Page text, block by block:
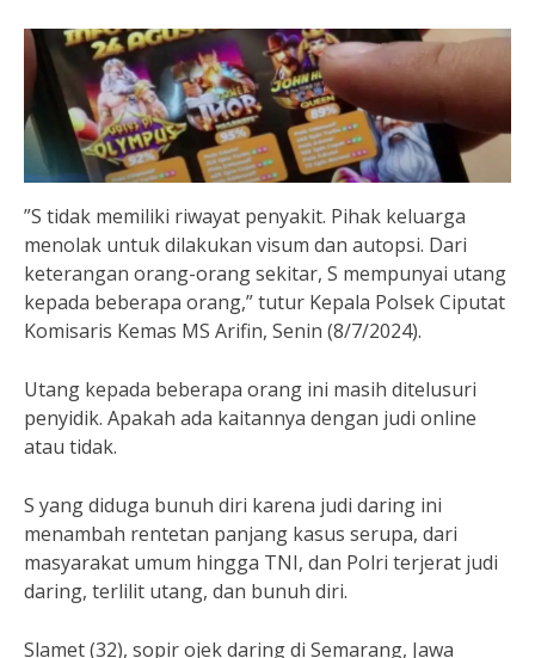
”S tidak memiliki riwayat penyakit. Pihak keluarga
menolak untuk dilakukan visum dan autopsi. Dari
keterangan orang-orang sekitar, S mempunyai utang
kepada beberapa orang,” tutur Kepala Polsek Ciputat
Komisaris Kemas MS Arifin, Senin (8/7/2024).
Utang kepada beberapa orang ini masih ditelusuri
penyidik. Apakah ada kaitannya dengan judi online
atau tidak.
S yang diduga bunuh diri karena judi daring ini
menambah rentetan panjang kasus serupa, dari
masyarakat umum hingga TNI, dan Polri terjerat judi
daring, terlilit utang, dan bunuh diri.
Slamet (32), sopir ojek daring di Semarang, Jawa